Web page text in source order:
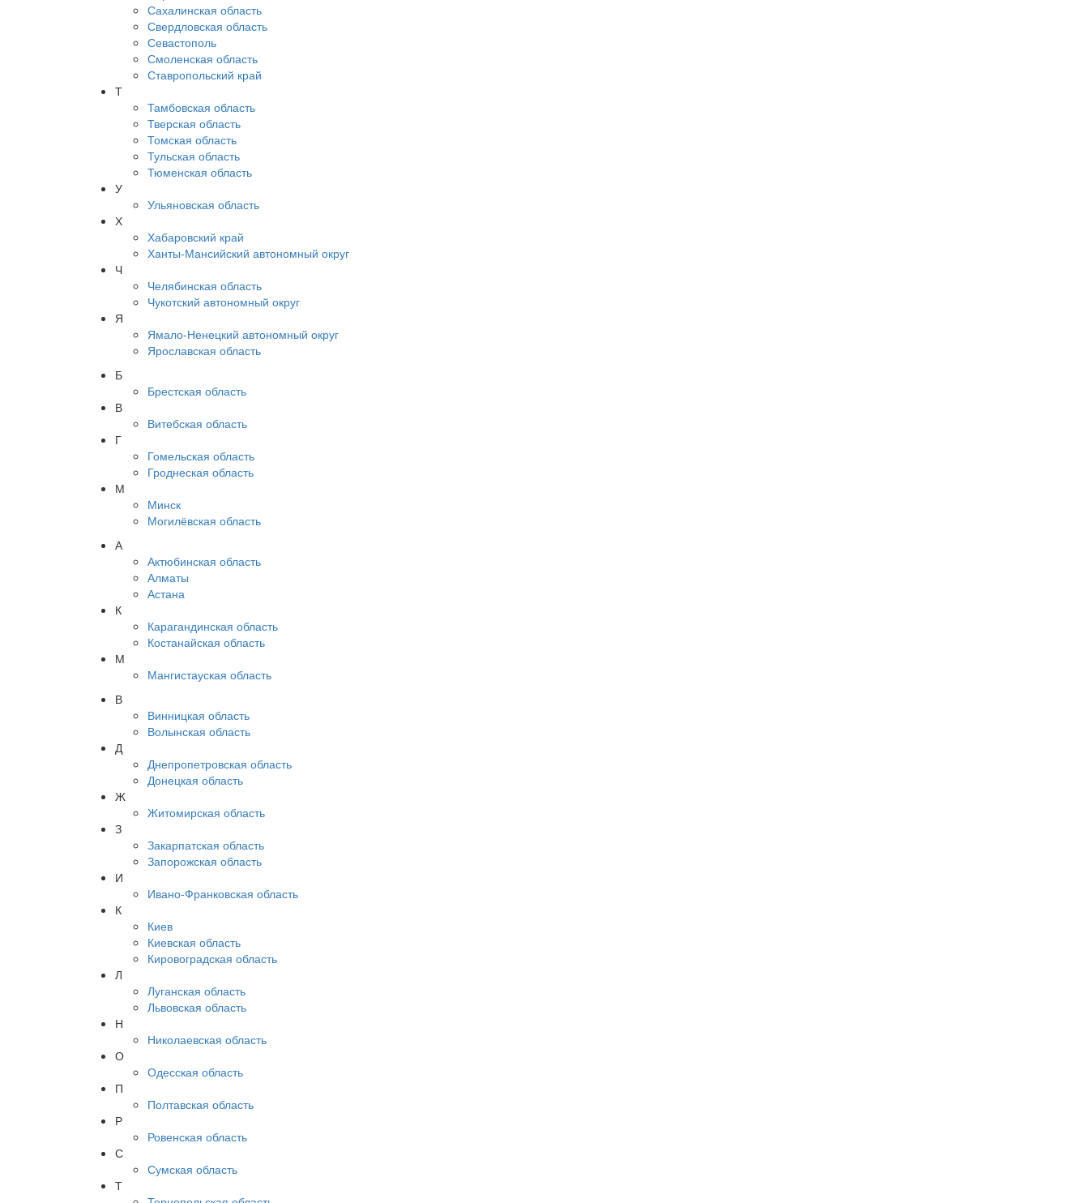
Сахалинская область
Свердловская область
Севастополь
Смоленская область
Ставропольский край
Т
Тамбовская область
Тверская область
Томская область
Тульская область
Тюменская область
У
Ульяновская область
Х
Хабаровский край
Ханты-Мансийский автономный округ
Ч
Челябинская область
Чукотский автономный округ
Я
Ямало-Ненецкий автономный округ
Ярославская область
Б
Брестская область
В
Витебская область
Г
Гомельская область
Гроднеская область
М
Минск
Могилёвская область
А
Актюбинская область
Алматы
Астана
К
Карагандинская область
Костанайская область
М
Мангистауская область
В
Винницкая область
Волынская область
Д
Днепропетровская область
Донецкая область
Ж
Житомирская область
З
Закарпатская область
Запорожская область
И
Ивано-Франковская область
К
Киев
Киевская область
Кировоградская область
Л
Луганская область
Львовская область
Н
Николаевская область
О
Одесская область
П
Полтавская область
Р
Ровенская область
С
Сумская область
Т